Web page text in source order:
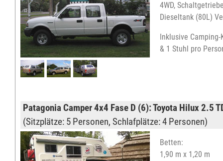
4WD,
Dieseltank (80L)
Inklusive
& 1 Stuhl pro
Patagonia Camper 4x4 Fase D (6):Toyota Hilux 2.5
(Sitzplätze: 5 Personen, Schlafplätze: 4 Personen)
Betten:
1,90 m x 1,20 m